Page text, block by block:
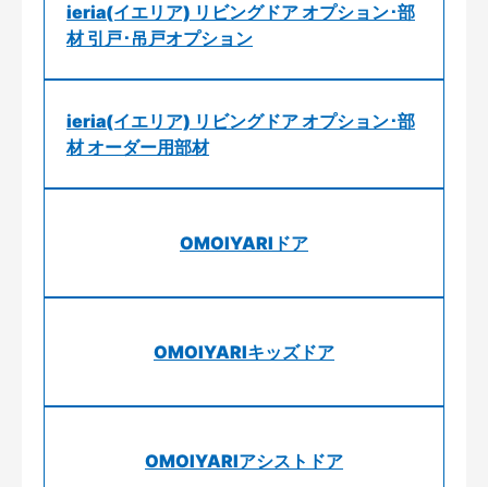
ieria(イエリア) リビングドア オプション･部
材 引戸･吊戸オプション
ieria(イエリア) リビングドア オプション･部
材 オーダー用部材
OMOIYARIドア
OMOIYARIキッズドア
OMOIYARIアシストドア